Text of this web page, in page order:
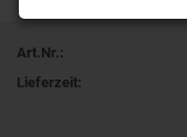
Art.Nr.:
Lieferzeit: